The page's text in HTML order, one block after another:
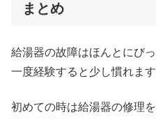
まとめ
給湯器の故障はほんとにびっ
一度経験すると少し慣れます
初めての時は給湯器の修理